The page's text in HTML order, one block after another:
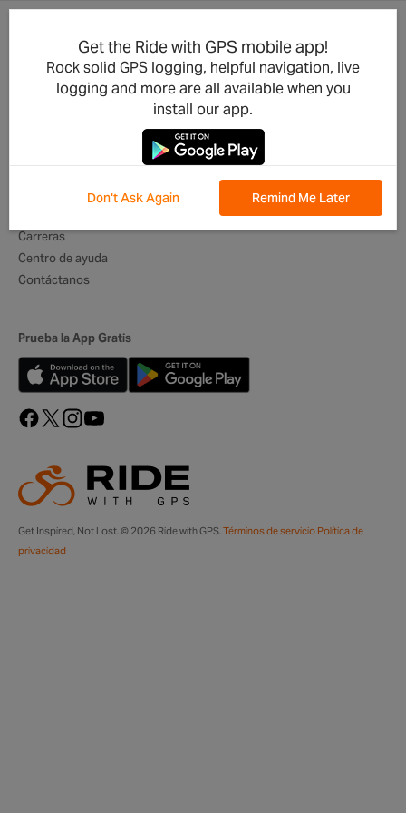
Get Inspired, Not Lost. © 2026 Ride with GPS.Términos de servicio Política de
privacidad
Actualizaciones del Producto
Integraciones
Desarrolladores
Para Negocios
Clubes de ciclismo
Organizadores de Eventos
Operadores de Tours
Itinerarios Digitales
Carreras
Centro de ayuda
Contáctanos
Prueba la App Gratis
Get the Ride with GPS mobile app!
Rock solid GPS logging, helpful navigation, live
logging and more are all available when you
install our app.
Don't Ask Again Remind Me Later